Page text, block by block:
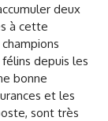
deux
à cette
depuis les
bonne
et les
sont très